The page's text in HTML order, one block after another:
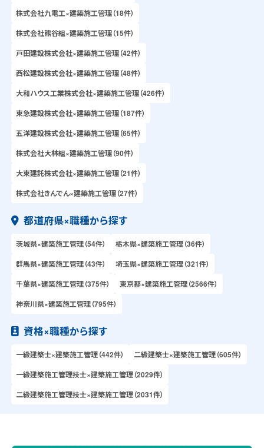
株式会社九電工×建築施工管理（18件）
株式会社熊谷組×建築施工管理（15件）
戸田建設株式会社×建築施工管理（42件）
西松建設株式会社×建築施工管理（48件）
大和ハウス工業株式会社×建築施工管理（426件）
東急建設株式会社×建築施工管理（187件）
五洋建設株式会社×建築施工管理（65件）
株式会社大林組×建築施工管理（90件）
大東建託株式会社×建築施工管理（21件）
株式会社きんでん×建築施工管理（27件）
都道府県×職種から探す
茨城県×建築施工管理（54件）
栃木県×建築施工管理（36件）
群馬県×建築施工管理（43件）
埼玉県×建築施工管理（321件）
千葉県×建築施工管理（375件）
東京都×建築施工管理（2566件）
神奈川県×建築施工管理（795件）
資格×職種から探す
一級建築士×建築施工管理（442件）
二級建築士×建築施工管理（605件）
一級建築施工管理技士×建築施工管理（2029件）
二級建築施工管理技士×建築施工管理（2031件）